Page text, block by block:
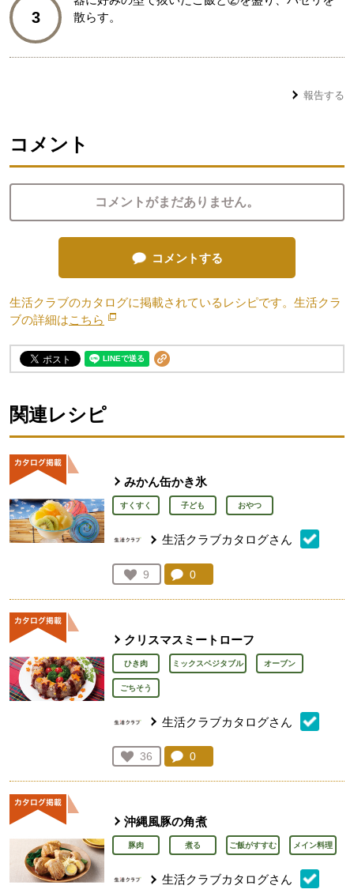
3
散らす。
報告する
コメント
コメントがまだありません。
コメントする
生活クラブのカタログに掲載されているレシピです。生活クラ
ブの詳細はこちら 別のウィンドウで開きます。
関連レシピ
みかん缶かき氷
すくすく 子ども おやつ
生活クラブカタログさん
お気に入り登録：
9
人が登録
コメント：
0
クリスマスミートローフ
ひき肉 ミックスベジタブル オーブン
ごちそう
生活クラブカタログさん
お気に入り登録：
36
人が登録
コメント：
0
沖縄風豚の角煮
豚肉 煮る ご飯がすすむ メイン料理
生活クラブカタログさん